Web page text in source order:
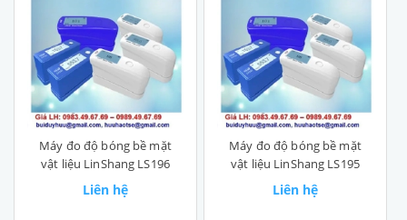
Máy đo độ bóng bề mặt
vật liệu LinShang LS196
Liên hệ
Máy đo độ bóng bề mặt
vật liệu LinShang LS195
Liên hệ